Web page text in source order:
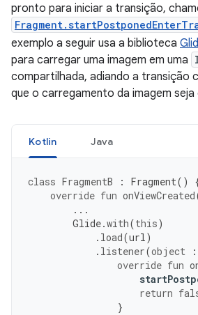
pronto para iniciar a transição,
exemplo a seguir usa a biblioteca
para carregar uma imagem em uma
compartilhada, adiando a transição
que o carregamento da imagem seja
Kotlin Java
class FragmentB : Fragment()
override fun onViewCreated
...
Glide.with(this)
. load(url)
. listener(object :
override fun
return
}